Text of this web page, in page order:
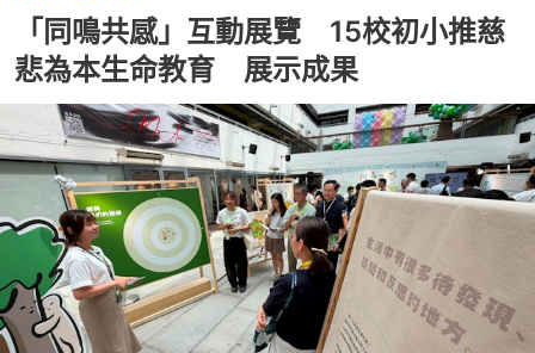
「同鳴共感」互動展覽 15校初小推慈
悲為本生命教育 展示成果